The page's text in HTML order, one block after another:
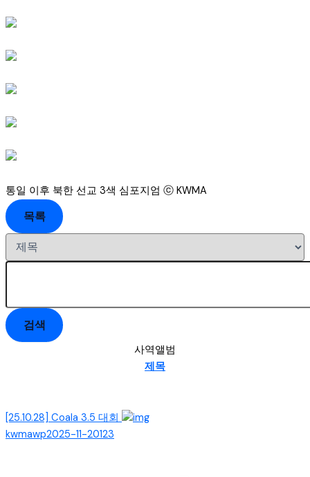
통일 이후 북한 선교 3색 심포지엄 ⓒ KWMA
목록
검색
사역앨범
제목
[25.10.28] Coala 3.5 대회
kwmawp2025-11-20123